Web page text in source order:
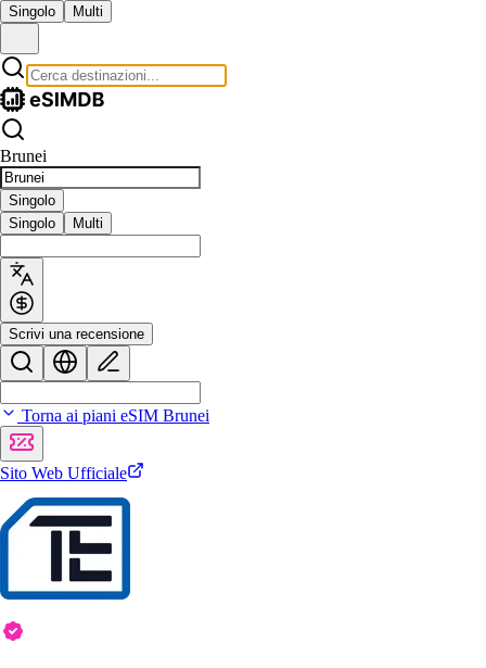
Singolo Multi
Brunei
Singolo
Singolo
Multi
Scrivi una recensione
Torna ai piani eSIM Brunei
Sito Web Ufficiale